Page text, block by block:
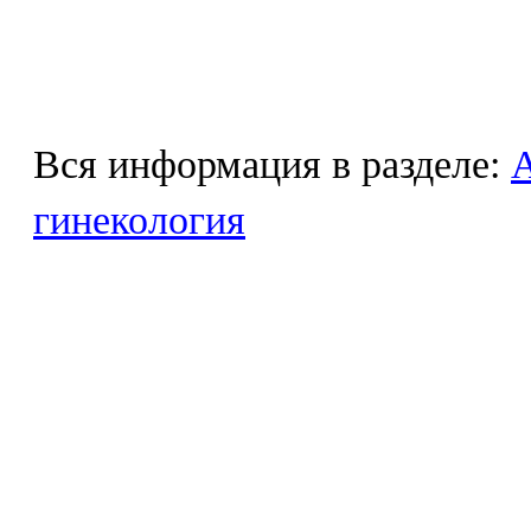
Вся информация в разделе:
гинекология